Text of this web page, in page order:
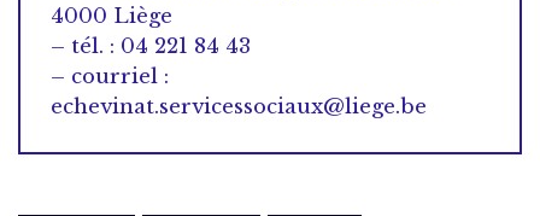
4000 Liège
– tél. : 04 221 84 43
– courriel :
echevinat.servicessociaux@liege.be